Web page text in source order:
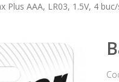
Plus AAA, LR03, 1.5V, 4